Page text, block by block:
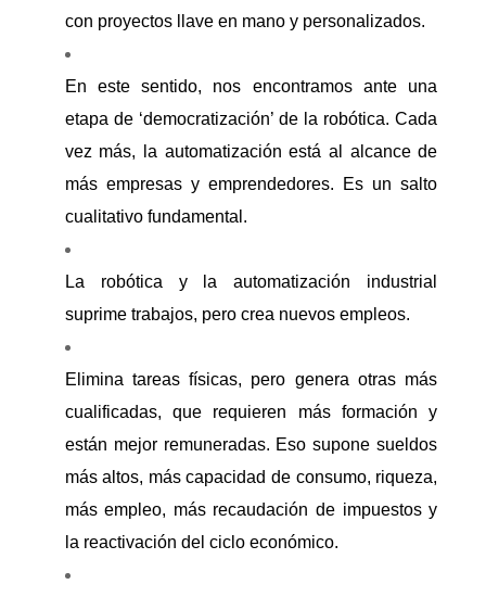
con proyectos llave en mano y personalizados.
En este sentido, nos encontramos ante una
etapa de ‘democratización’ de la robótica. Cada
vez más, la automatización está al alcance de
más empresas y emprendedores. Es un salto
cualitativo fundamental.
La robótica y la automatización industrial
suprime trabajos, pero crea nuevos empleos.
Elimina tareas físicas, pero genera otras más
cualificadas, que requieren más formación y
están mejor remuneradas. Eso supone sueldos
más altos, más capacidad de consumo, riqueza,
más empleo, más recaudación de impuestos y
la reactivación del ciclo económico.